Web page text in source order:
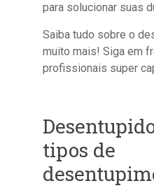
para solucionar suas
Saiba tudo sobre o
muito mais! Siga em
profissionais super
tipos de